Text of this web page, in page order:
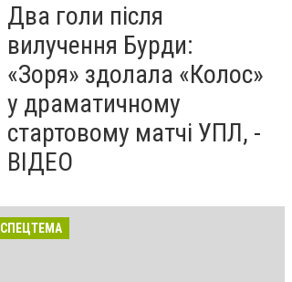
Два голи після
вилучення Бурди:
«Зоря» здолала «Колос»
у драматичному
стартовому матчі УПЛ, -
ВІДЕО
СПЕЦТЕМА